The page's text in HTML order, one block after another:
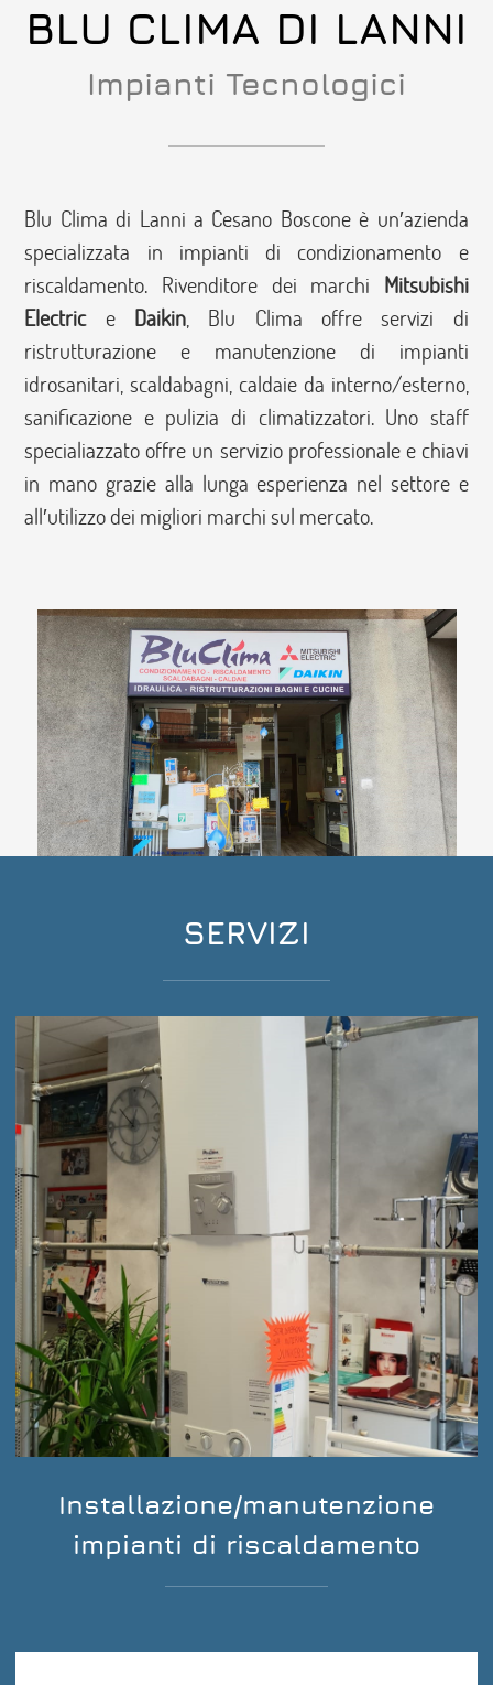
BLU CLIMA DI LANNI
Impianti Tecnologici
Blu Clima di Lanni a Cesano Boscone è un′azienda
specializzata in impianti di condizionamento e
riscaldamento. Rivenditore dei marchi Mitsubishi
Electrice Daikin , Blu Clima offre servizi di
ristrutturazione e manutenzione di impianti
idrosanitari, scaldabagni, caldaie da interno/esterno,
sanificazione e pulizia di climatizzatori. Uno staff
specialiazzato offre un servizio professionale e chiavi
in mano grazie alla lunga esperienza nel settore e
all′utilizzo dei migliori marchi sul mercato.
SERVIZI
Installazione/manutenzione
impianti di riscaldamento